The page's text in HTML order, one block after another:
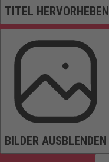
TITEL HERVORHEBEN
BILDER AUSBLENDEN